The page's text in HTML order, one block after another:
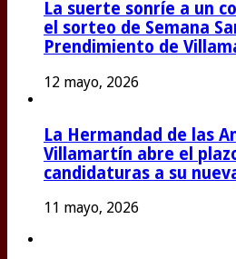
La suerte sonríe a un
el sorteo de Semana
Prendimiento de
12 mayo, 2026
La Hermandad de las
Villamartín abre el
candidaturas a su
11 mayo, 2026